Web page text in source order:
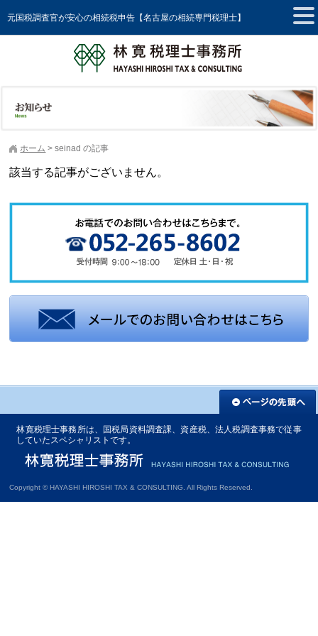
元国税調査官が安心の相続税申告【名古屋の相続専門税理士】
ホーム >seinad の記事
該当する記事がございません。
林寛税理士事務所は、国税局資料調査課、資産税、法人税調査事務で従事
していたスペシャリストです。
Copyright © HAYASHI HIROSHI TAX & CONSULTING. All Rights Reserved.